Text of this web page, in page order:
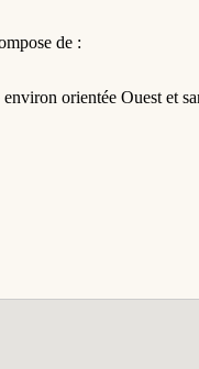
de :
orientée Ouest et